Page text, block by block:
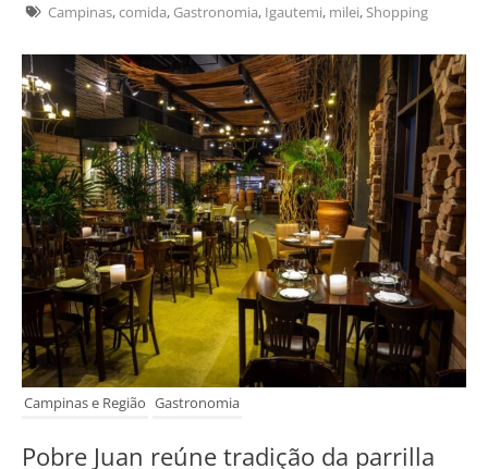
Campinas,comida, Gastronomia, Igautemi, milei,Shopping
Campinas e Região Gastronomia
Pobre Juan reúne tradição da parrilla